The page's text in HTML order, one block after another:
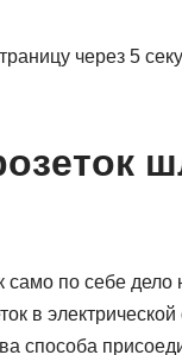
через 5
само по себе
в
способа